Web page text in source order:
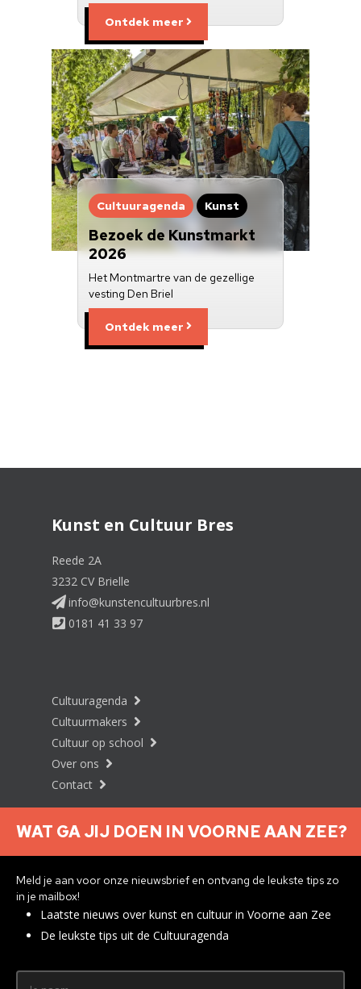
Ontdek meer
Cultuuragenda Kunst
Bezoek de Kunstmarkt
2026
Het Montmartre van de gezellige
vesting Den Briel
Ontdek meer
Kunst en Cultuur Bres
Reede 2A
3232 CV Brielle
info@kunstencultuurbres.nl
0181 41 33 97
Cultuuragenda
Cultuurmakers
Cultuur op school
Over ons
Contact
Nieuwsbrief aanmelden
Privacyverklaring
WAT GA JIJ DOEN IN VOORNE AAN ZEE?
Meld je aan voor onze nieuwsbrief en ontvang de leukste tips zo
in je mailbox!
Laatste nieuws over kunst en cultuur in Voorne aan Zee
De leukste tips uit de Cultuuragenda